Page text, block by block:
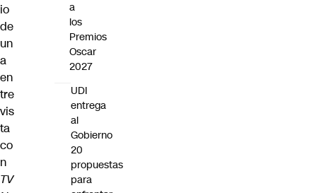
io
de
un
a
en
tre
vis
ta
co
n
TV
a
los
Premios
Oscar
2027
UDI
entrega
al
Gobierno
20
propuestas
para